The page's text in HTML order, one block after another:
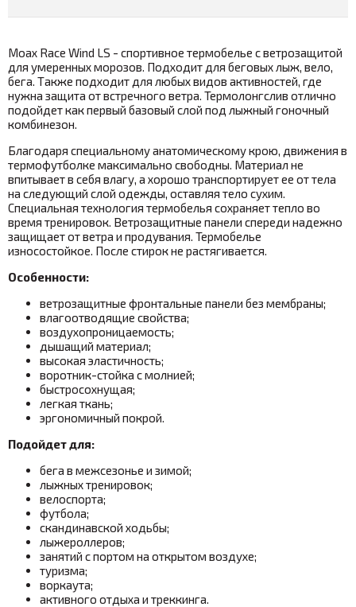
Moax Race Wind LS - спортивное термобелье с ветрозащитой
для умеренных морозов. Подходит для беговых лыж, вело,
бега. Также подходит для любых видов активностей, где
нужна защита от встречного ветра. Термолонгслив отлично
подойдет как первый базовый слой под лыжный гоночный
комбинезон.
Благодаря специальному анатомическому крою, движения в
термофутболке максимально свободны. Материал не
впитывает в себя влагу, а хорошо транспортирует ее от тела
на следующий слой одежды, оставляя тело сухим.
Специальная технология термобелья сохраняет тепло во
время тренировок. Ветрозащитные панели спереди надежно
защищает от ветра и продувания. Термобелье
износостойкое. После стирок не растягивается.
Особенности:
ветрозащитные фронтальные панели без мембраны;
влагоотводящие свойства;
воздухопроницаемость;
дышащий материал;
высокая эластичность;
воротник-стойка с молнией;
быстросохнущая;
легкая ткань;
эргономичный покрой.
Подойдет для:
бега в межсезонье и зимой;
лыжных тренировок;
велоспорта;
футбола;
скандинавской ходьбы;
лыжероллеров;
занятий с портом на открытом воздухе;
туризма;
воркаута;
активного отдыха и треккинга.